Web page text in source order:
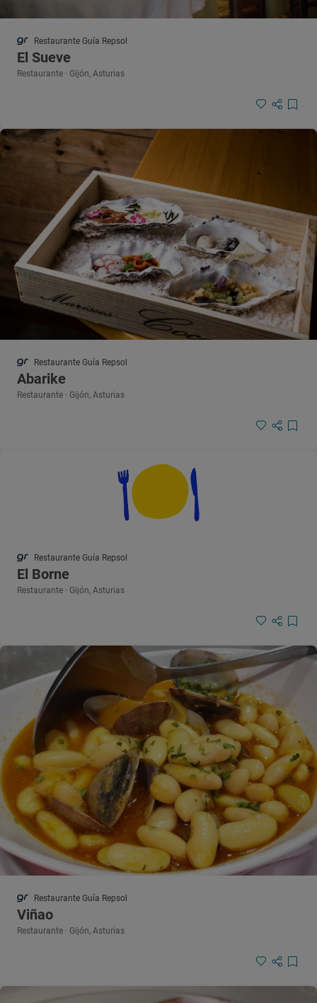
Restaurante Guía Repsol
El Sueve
Restaurante · Gijón, Asturias
Restaurante Guía Repsol
Abarike
Restaurante · Gijón, Asturias
Restaurante Guía Repsol
El Borne
Restaurante · Gijón, Asturias
Restaurante Guía Repsol
Viñao
Restaurante · Gijón, Asturias